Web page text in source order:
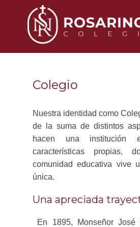
Nosotros
Noticias
Vida Cotidiana
Inscripciones
Contacto
Colegio
Nuestra identidad como
de la suma de distintos
hacen una institución
características propias,
comunidad educativa vive
única.
Una apreciada
En 1895, Monseñor José